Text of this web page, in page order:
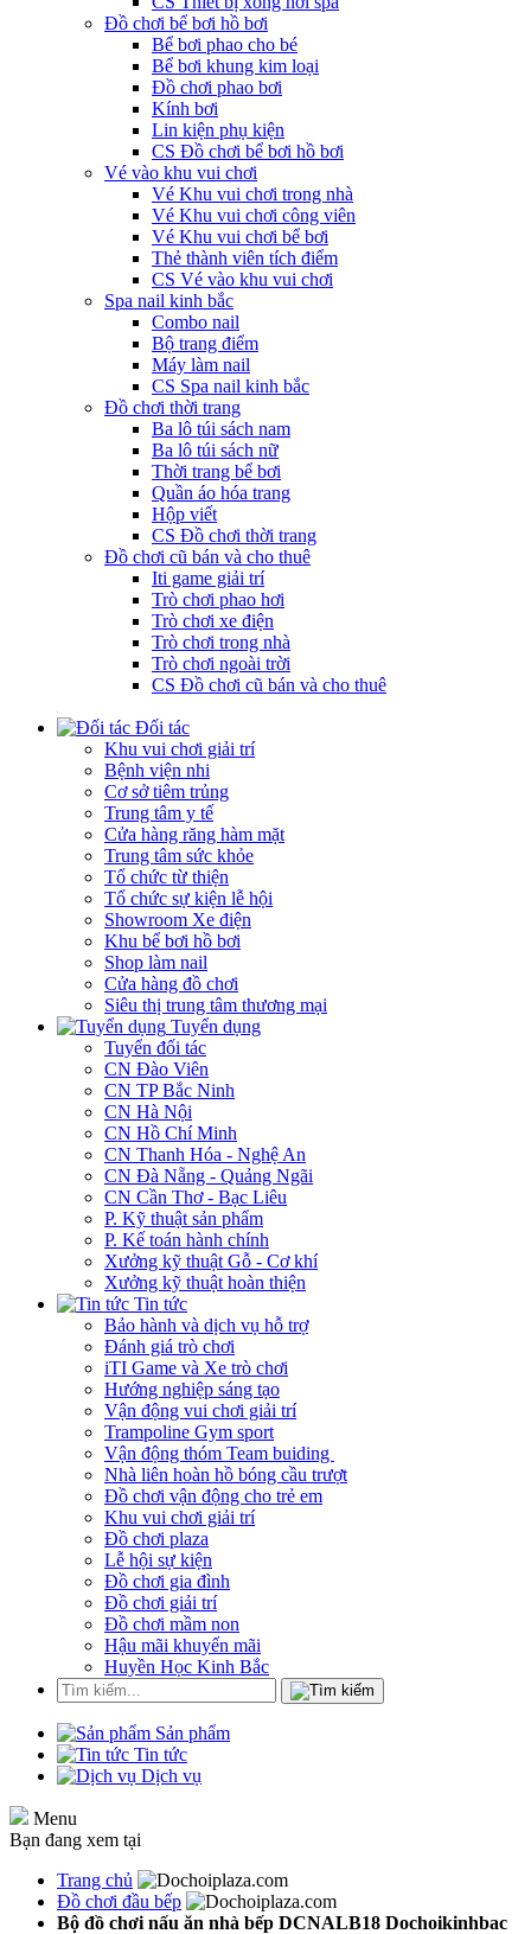
Đồ chơi bể bơi hồ bơi
Bể bơi phao cho bé
Bể bơi khung kim loại
Đồ chơi phao bơi
Kính bơi
Lin kiện phụ kiện
CS Đồ chơi bể bơi hồ bơi
Vé vào khu vui chơi
Vé Khu vui chơi trong nhà
Vé Khu vui chơi công viên
Vé Khu vui chơi bể bơi
Thẻ thành viên tích điểm
CS Vé vào khu vui chơi
Spa nail kinh bắc
Combo nail
Bộ trang điểm
Máy làm nail
CS Spa nail kinh bắc
Đồ chơi thời trang
Ba lô túi sách nam
Ba lô túi sách nữ
Thời trang bể bơi
Quần áo hóa trang
Hộp viết
CS Đồ chơi thời trang
Đồ chơi cũ bán và cho thuê
Iti game giải trí
Trò chơi phao hơi
Trò chơi xe điện
Trò chơi trong nhà
Trò chơi ngoài trời
CS Đồ chơi cũ bán và cho thuê
Đối tác
Khu vui chơi giải trí
Bệnh viện nhi
Cơ sở tiêm trủng
Trung tâm y tế
Cửa hàng răng hàm mặt
Trung tâm sức khỏe
Tổ chức từ thiện
Tổ chức sự kiện lễ hội
Showroom Xe điện
Khu bể bơi hồ bơi
Shop làm nail
Cửa hàng đồ chơi
Siêu thị trung tâm thương mại
Tuyển dụng
Tuyển đối tác
CN Đào Viên
CN TP Bắc Ninh
CN Hà Nội
CN Hồ Chí Minh
CN Thanh Hóa - Nghệ An
CN Đà Nẵng - Quảng Ngãi
CN Cần Thơ - Bạc Liêu
P. Kỹ thuật sản phẩm
P. Kế toán hành chính
Xưởng kỹ thuật Gỗ - Cơ khí
Xưởng kỹ thuật hoàn thiện
Tin tức
Bảo hành và dịch vụ hỗ trợ
Đánh giá trò chơi
iTI Game và Xe trò chơi
Hướng nghiệp sáng tạo
Vận động vui chơi giải trí
Trampoline Gym sport
Vận động thóm Team buiding
Nhà liên hoàn hồ bóng cầu trượt
Đồ chơi vận động cho trẻ em
Khu vui chơi giải trí
Đồ chơi plaza
Lễ hội sự kiện
Đồ chơi gia đình
Đồ chơi giải trí
Đồ chơi mầm non
Hậu mãi khuyến mãi
Huyền Học Kinh Bắc
Sản phẩm
Tin tức
Dịch vụ
Menu
Bạn đang xem tại
Trang chủ
Đồ chơi đầu bếp
Bộ đồ chơi nấu ăn nhà bếp DCNALB18 Dochoikinhbac